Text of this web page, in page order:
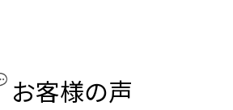
お客様の声